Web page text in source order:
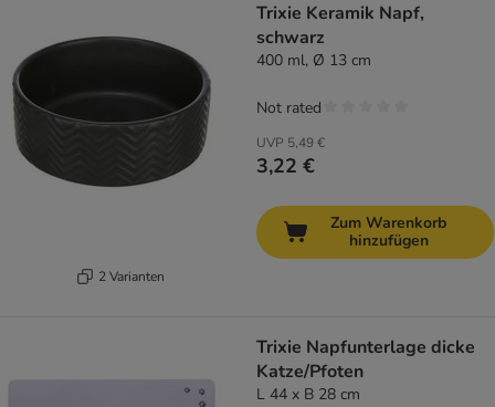
2 Varianten
Trixie Keramik Napf,
schwarz
400 ml, Ø 13 cm
UVP 5,49 €
3,22 €
Not rated
Zum Warenkorb
hinzufügen
Trixie Napfunterlage dicke
Katze/Pfoten
L 44 x B 28 cm